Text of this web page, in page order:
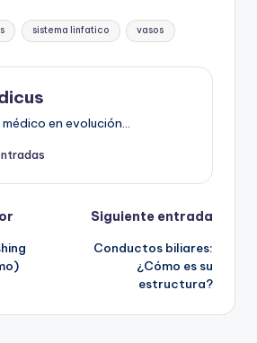
sistema linfatico vasos
en evolución...
Siguiente entrada
Conductos biliares:
¿Cómo es su
estructura?